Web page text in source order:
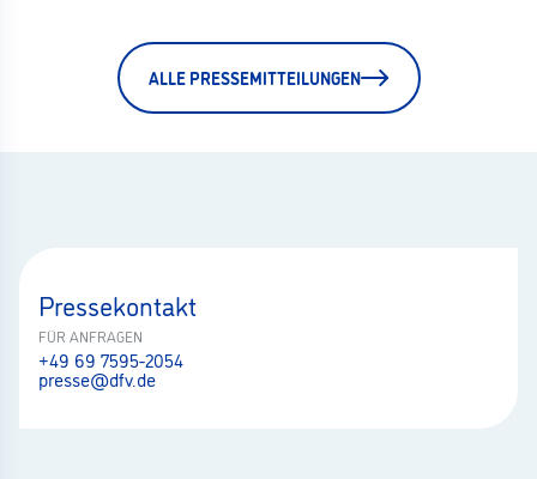
ALLE PRESSEMITTEILUNGEN
Pressekontakt
FÜR ANFRAGEN
+49 69 7595-2054
presse@dfv.de